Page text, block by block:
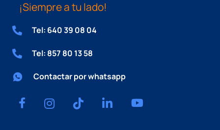
¡Siempre a tu lado!
Tel: 640 39 08 04
Tel: 857 80 13 58
Contactar por whatsapp